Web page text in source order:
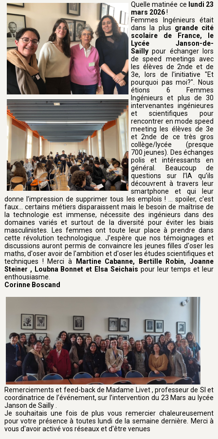
Quelle matinée ce lundi 23
mars 2026!
Femmes Ingénieurs était
dans la plus grande cité
scolaire de France, le
Lycée Janson-de-
Saillypour échanger lors
de speed meetings avec
les élèves de 2nde et de
3e, lors de l'initiative "Et
pourquoi pas moi?". Nous
étions 6 Femmes
Ingénieurs et plus de 30
intervenantes ingénieures
et scientifiques pour
rencontrer en mode speed
meeting les élèves de 3e
et 2nde de ce très gros
collège/lycée (presque
700 jeunes). Des échanges
polis et intéressants en
général. Beaucoup de
questions sur l’IA qu’ils
découvrent à travers leur
smartphone et qui leur
donne l’impression de supprimer tous les emplois ! ... spoiler, c'est
faux... certains métiers disparaissent mais le besoin de maîtrise de
la technologie est immense, nécessite des ingénieurs dans des
domaines variés et surtout de la diversité pour éviter les biais
masculinistes. Les femmes ont toute leur place à prendre dans
cette révolution technologique. J'espère que nos témoignages et
discussions auront permis de convaincre les jeunes filles d'oser les
maths, d'oser avoir de l'ambition et d'oser les études scientifiques et
techniques ! Merci à
Martine Cabanne, Bertille Robin, Joanne
Steiner , Loubna Bonnet et Elsa Seichais pour leur temps et leur
enthousiasme.
Corinne Boscand
Remerciements et feed-back de Madame Livet , professeur de SI et
coordinatrice de l’événement, sur l’intervention du 23 Mars au lycée
Janson de Sailly .
Je souhaitais une fois de plus vous remercier chaleureusement
pour votre présence à toutes lundi de la semaine dernière. Merci à
vous d'avoir activé vos réseaux et d'être venues